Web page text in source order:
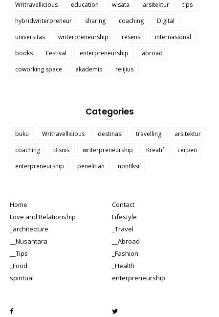
Writravellicious education wisata arsitektur
tips
hybridwriterpreneur
sharing coaching
Digital
universitas
writerpreneurship resensi
internasional
books
Festival enterpreneurship
abroad
coworking space
akademis relijius
Categories
buku Writravellicious destinasi travelling
arsitektur
coaching
Bisnis writerpreneurship Kreatif
cerpen
enterpreneurship
penelitian nonfiksi
Home
Contact
Love and Relationship
Lifestyle
_architecture
_Travel
__Nusantara
__Abroad
__Tips
_Fashion
_Food
_Health
spiritual
enterpreneurship